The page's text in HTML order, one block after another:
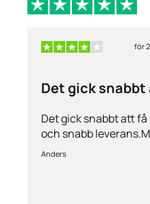
för
Det gick snabbt
Det gick snabbt att
och snabb
priserna är alldeles för
Anders